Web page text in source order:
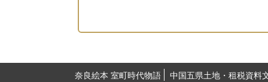
奈良絵本 室町時代物語
中国五県土地・租税資料